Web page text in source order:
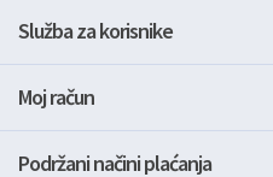
Služba za korisnike
Moj račun
Podržani načini plaćanja